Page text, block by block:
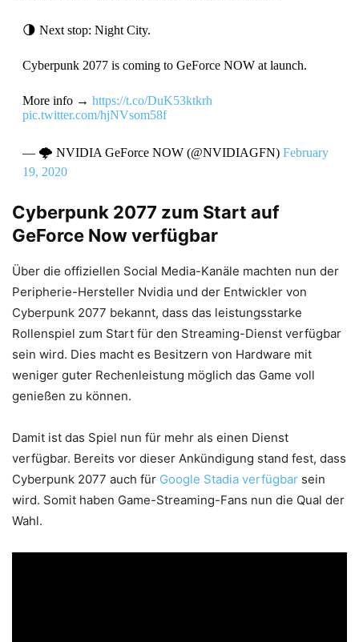
🌗 Next stop: Night City.
Cyberpunk 2077 is coming to GeForce NOW at launch.
More info → https://t.co/DuK53ktkrh
pic.twitter.com/hjNVsom58f
— 🌩️ NVIDIA GeForce NOW (@NVIDIAGFN) February
19, 2020
Cyberpunk 2077 zum Start auf
GeForce Now verfügbar
Über die offiziellen Social Media-Kanäle machten nun der
Peripherie-Hersteller Nvidia und der Entwickler von
Cyberpunk 2077 bekannt, dass das leistungsstarke
Rollenspiel zum Start für den Streaming-Dienst verfügbar
sein wird. Dies macht es Besitzern von Hardware mit
weniger guter Rechenleistung möglich das Game voll
genießen zu können.
Damit ist das Spiel nun für mehr als einen Dienst
verfügbar. Bereits vor dieser Ankündigung stand fest, dass
Cyberpunk 2077 auch für Google Stadia verfügbar sein
wird. Somit haben Game-Streaming-Fans nun die Qual der
Wahl.